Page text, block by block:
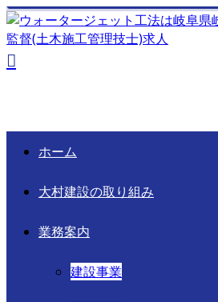
ホーム
大村建設の取り組み
業務案内
建設事業